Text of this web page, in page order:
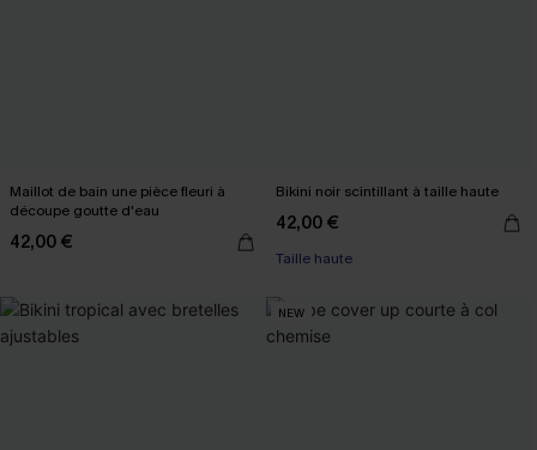
Maillot de bain une pièce fleuri à
découpe goutte d'eau
42,00 €
Bikini noir scintillant à taille haute
42,00 €
Taille haute
NEW